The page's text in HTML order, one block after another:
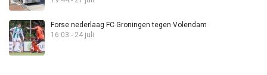
Forse nederlaag FC Groningen tegen Volendam
16:03 - 24 juli